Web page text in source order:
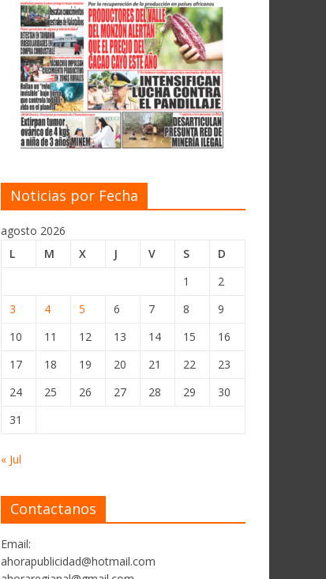
Noticias por Fecha
agosto 2026
L
M X J V S
D
1
2
3
4 5 6 7 8
9
10
11 12 13 14 15
16
17
18 19 20 21 22
23
24
25 26 27 28 29
30
31
« Jul
Contactanos
Email:
ahorapublicidad@hotmail.com